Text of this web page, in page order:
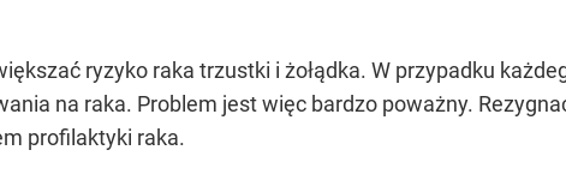
ryzyko raka trzustki i żołądka. W przypadku
na raka. Problem jest więc bardzo poważny.
profilaktyki raka.